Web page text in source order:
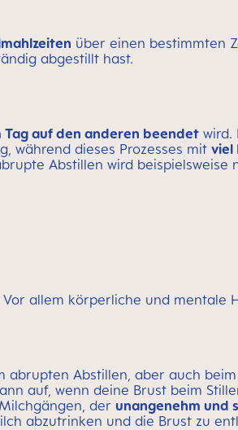
über einen bestimmten
abgestillt hast.
Tag auf den anderen beendet wird.
während dieses Prozesses mit viel
Abstillen wird
allem körperliche und
Abstillen, aber auch
auf, wenn deine Brust beim
der unangenehm und
abzutrinken und die Brust zu